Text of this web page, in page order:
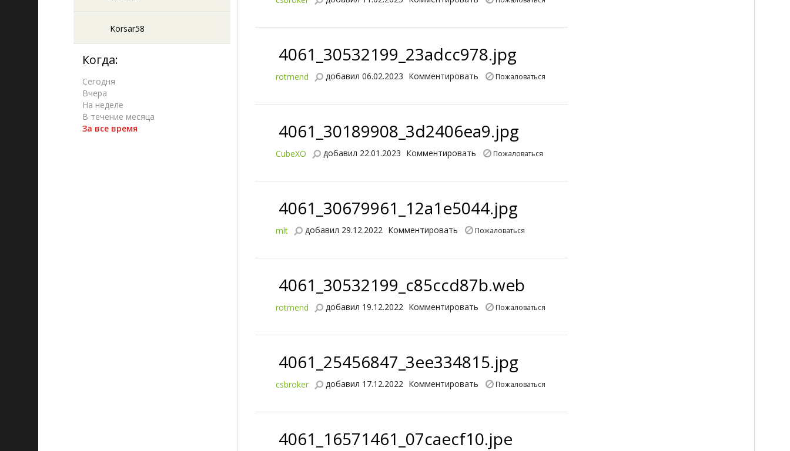
Korsar58
Когда:
Сегодня
Вчера
На неделе
В течение месяца
За все время
4061_30532199_23adcc978.jpg
rotmend добавил 06.02.2023 Комментировать Пожаловаться
4061_30189908_3d2406ea9.jpg
CubeXO добавил 22.01.2023 Комментировать Пожаловаться
4061_30679961_12a1e5044.jpg
mlt добавил 29.12.2022 Комментировать Пожаловаться
4061_30532199_c85ccd87b.web
rotmend добавил 19.12.2022 Комментировать Пожаловаться
4061_25456847_3ee334815.jpg
csbroker добавил 17.12.2022 Комментировать Пожаловаться
4061_16571461_07caecf10.jpe